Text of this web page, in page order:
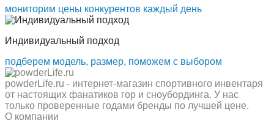
мониторим цены конкурентов каждый день
Индивидуальный подход
подберем модель, размер, поможем с выбором
powderLife.ru - интернет-магазин спортивного инвентаря
от настоящих фанатиков гор и сноубординга. У нас
только проверенные годами бренды по лучшей цене.
О компании